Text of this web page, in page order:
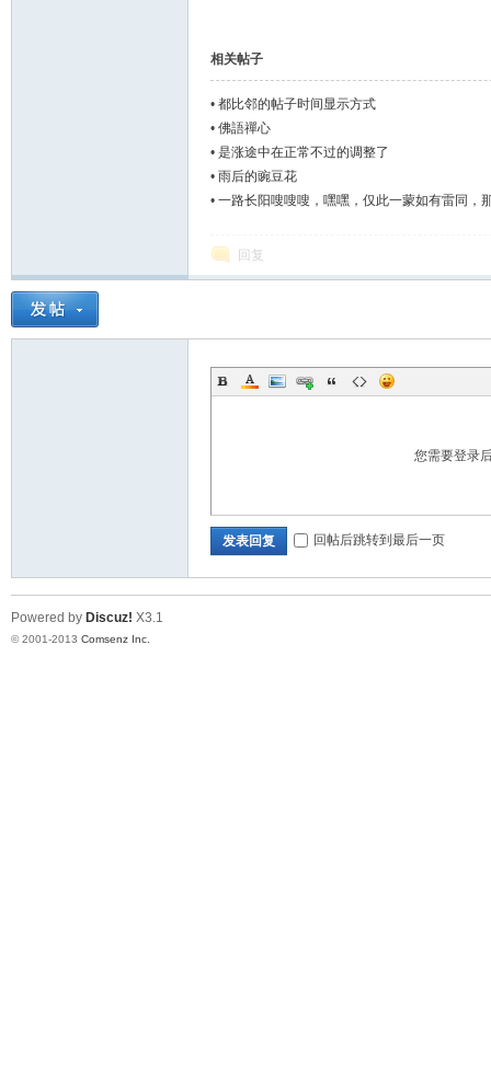
相关帖子
• 都比邻的帖子时间显示方式
• 佛語禪心
• 是涨途中在正常不过的调整了
• 雨后的豌豆花
• 一路长阳嗖嗖嗖，嘿嘿，仅此一蒙如有雷同，
回复
您需要登录
发表回复 回帖后跳转到最后一页
Powered by Discuz! X3.1
© 2001-2013 Comsenz Inc.